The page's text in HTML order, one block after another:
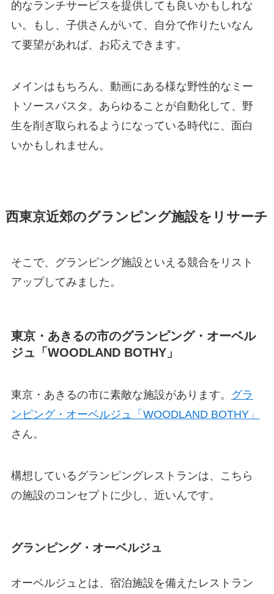
的なランチサービスを提供しても良いかもしれな
い。もし、子供さんがいて、自分で作りたいなん
て要望があれば、お応えできます。
メインはもちろん、動画にある様な野性的なミー
トソースパスタ。あらゆることが自動化して、野
生を削ぎ取られるようになっている時代に、面白
いかもしれません。
西東京近郊のグランピング施設をリサーチ
そこで、グランピング施設といえる競合をリスト
アップしてみました。
東京・あきるの市のグランピング・オーベル
ジュ「WOODLAND BOTHY」
東京・あきるの市に素敵な施設があります。
グラ
ンピング・オーベルジュ「WOODLAND BOTHY」
さん。
構想しているグランピングレストランは、こちら
の施設のコンセプトに少し、近いんです。
グランピング・オーベルジュ
オーベルジュとは、宿泊施設を備えたレストラン